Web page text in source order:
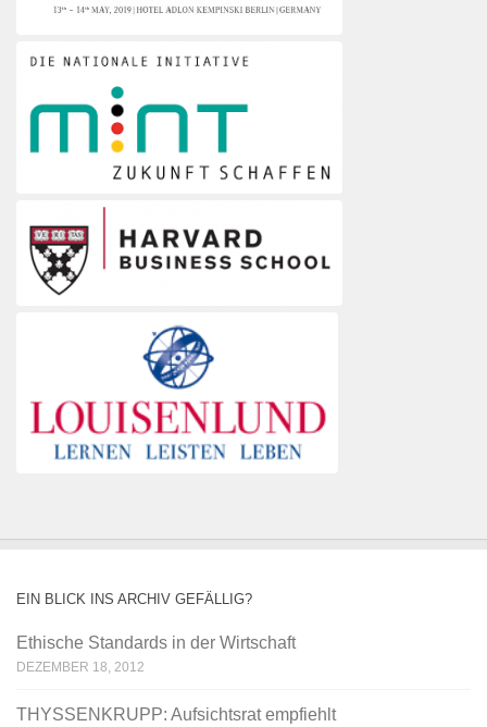
EIN BLICK INS ARCHIV GEFÄLLIG?
Ethische Standards in der Wirtschaft
DEZEMBER 18, 2012
THYSSENKRUPP: Aufsichtsrat empfiehlt